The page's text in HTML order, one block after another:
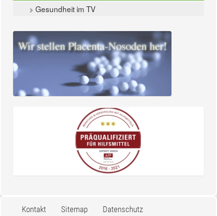
Gesundheit im TV
Kontakt Sitemap Datenschutz